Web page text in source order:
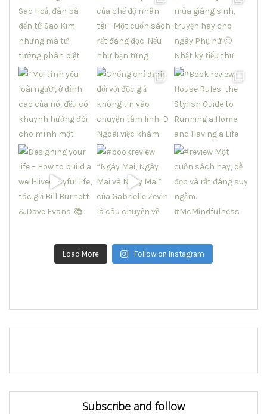
Load More Follow on Instagram
Subscribe and follow